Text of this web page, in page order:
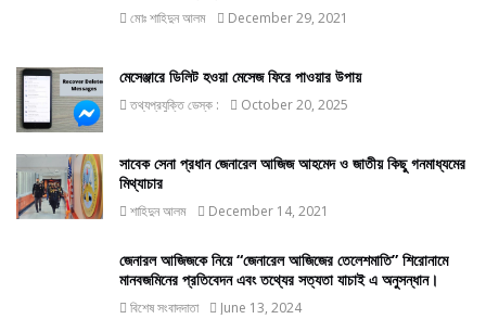
মোঃ শাহিদুন আলম December 29, 2021
মেসেঞ্জারে ডিলিট হওয়া মেসেজ ফিরে পাওয়ার উপায়
তথ্যপ্রযুক্তি ডেস্ক : October 20, 2025
সাবেক সেনা প্রধান জেনারেল আজিজ আহমেদ ও জাতীয় কিছু গনমাধ্যমের
মিথ্যাচার
শাহিদুন আলম December 14, 2021
জেনারল আজিজকে নিয়ে “জেনারেল আজিজের তেলেশমাতি” শিরোনামে
মানবজমিনের প্রতিবেদন এবং তথ্যের সত্যতা যাচাই এ অনুসন্ধান।
বিশেষ সংবাদদাতা June 13, 2024